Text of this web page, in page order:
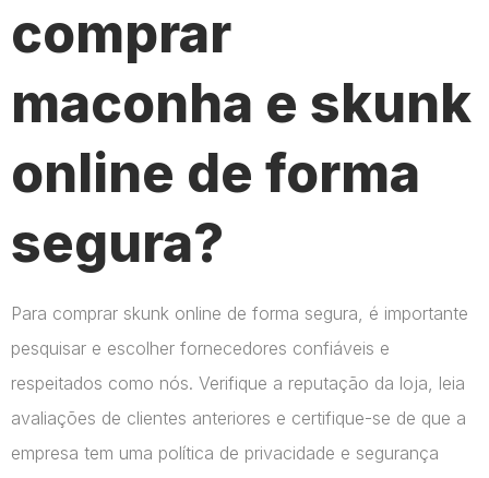
comprar
maconha e skunk
online de forma
segura?
Para comprar skunk online de forma segura, é importante
pesquisar e escolher fornecedores confiáveis e
respeitados como nós. Verifique a reputação da loja, leia
avaliações de clientes anteriores e certifique-se de que a
empresa tem uma política de privacidade e segurança